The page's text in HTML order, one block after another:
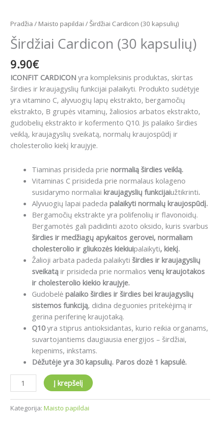
Pradžia / Maisto papildai / Širdžiai Cardicon (30 kapsulių)
Širdžiai Cardicon (30 kapsulių)
9.90€
ICONFIT CARDICON yra kompleksinis produktas, skirtas
širdies ir kraujagyslių funkcijai palaikyti. Produkto sudėtyje
yra vitamino C, alyvuogių lapų ekstrakto, bergamočių
ekstrakto, B grupės vitaminų, žaliosios arbatos ekstrakto,
gudobelių ekstrakto ir kofermento Q10. Jis palaiko širdies
veiklą, kraujagyslių sveikatą, normalų kraujospūdį ir
cholesterolio kiekį kraujyje.
Tiaminas prisideda prie normalią širdies veiklą.
Vitaminas C prisideda prie normalaus kolageno
susidarymo normaliai kraujagyslių funkcijaiužtikrinti.
Alyvuogių lapai padeda palaikyti normalų kraujospūdį.
Bergamočių ekstrakte yra polifenolių ir flavonoidų.
Bergamotės gali padidinti azoto oksido, kuris svarbus
širdies ir medžiagų apykaitos gerovei, normaliam
cholesterolio ir gliukozės kiekiuipalaikyti, kiekį.
Žalioji arbata padeda palaikyti širdies ir kraujagyslių
sveikatą ir prisideda prie normalios venų kraujotakos
ir cholesterolio kiekio kraujyje.
Gudobelė palaiko širdies ir širdies bei kraujagyslių
sistemos funkciją, didina deguonies pritekėjimą ir
gerina periferinę kraujotaką.
Q10yra stiprus antioksidantas, kurio reikia organams,
suvartojantiems daugiausia energijos – širdžiai,
kepenims, inkstams.
Dėžutėje yra 30 kapsulių. Paros dozė 1 kapsulė.
Į krepšelį
Kategorija: Maisto papildai